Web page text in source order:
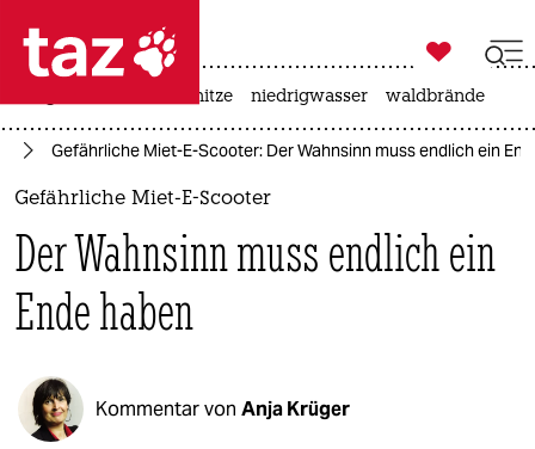
 taz zahl ich
taz zahl ich
politik
öko
gesellschaft
kultur

taz zahl ich
hitze niedrigwasser waldbrände
Gefährliche Miet-E-Scooter: Der Wahnsinn muss endlich ein
Gefährliche Miet-E-Scooter
Der Wahnsinn muss endlich ein
Ende haben
Kommentar von Anja Krüger